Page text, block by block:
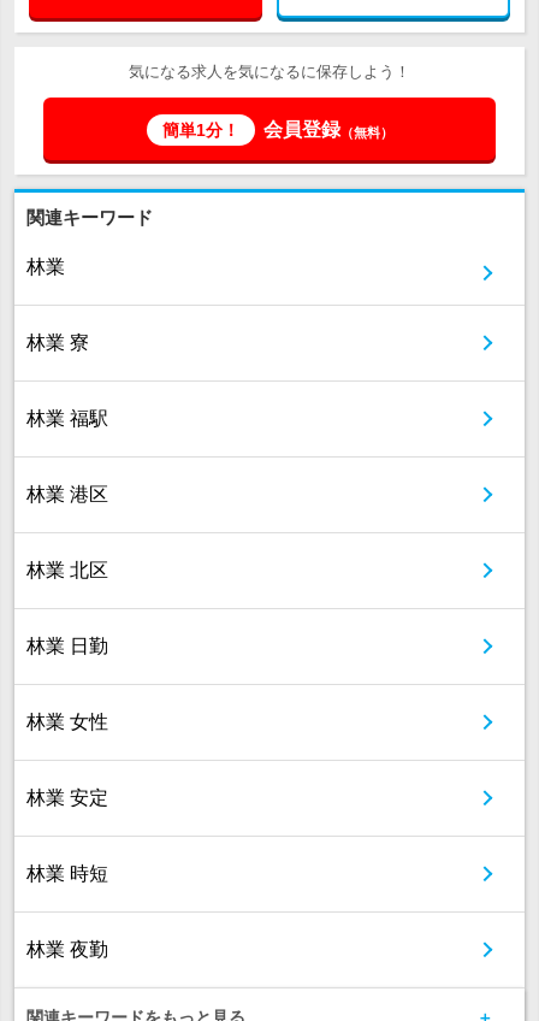
気になる求人を気になるに保存しよう！
簡単1分！ 会員登録（無料）
関連キーワード
林業
林業 寮
林業 福駅
林業 港区
林業 北区
林業 日勤
林業 女性
林業 安定
林業 時短
林業 夜勤